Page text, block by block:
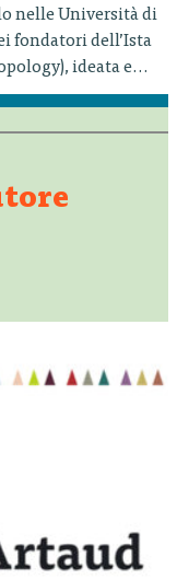
nelle Università di
fondatori dell’Ista
ideata e
di «Teatro